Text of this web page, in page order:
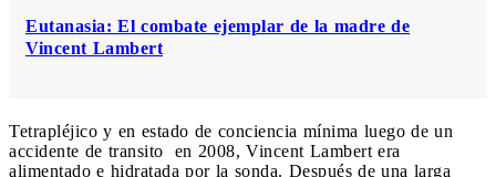
Eutanasia: El combate ejemplar de la madre de
Vincent Lambert
Tetrapléjico y en estado de conciencia mínima luego de un
accidente de transito en 2008, Vincent Lambert era
alimentado e hidratada por la sonda. Después de una larga